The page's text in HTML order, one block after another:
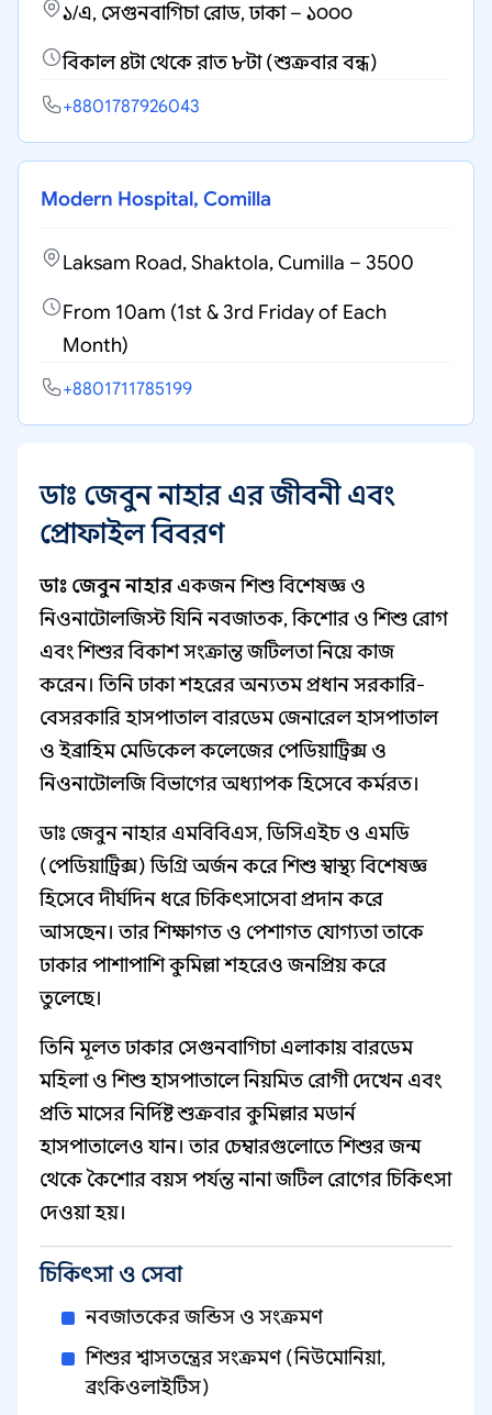
১/এ, সেগুনবাগিচা রোড, ঢাকা – ১০০০
বিকাল ৪টা থেকে রাত ৮টা (শুক্রবার বন্ধ)
+8801787926043
Modern Hospital, Comilla
Laksam Road, Shaktola, Cumilla – 3500
From 10am (1st & 3rd Friday of Each
Month)
+8801711785199
ডাঃ জেবুন নাহার এর জীবনী এবং
প্রোফাইল বিবরণ
ডাঃ জেবুন নাহারএকজন শিশু বিশেষজ্ঞ ও
নিওনাটোলজিস্ট যিনি নবজাতক, কিশোর ও শিশু রোগ
এবং শিশুর বিকাশ সংক্রান্ত জটিলতা নিয়ে কাজ
করেন। তিনি ঢাকা শহরের অন্যতম প্রধান সরকারি-
বেসরকারি হাসপাতাল বারডেম জেনারেল হাসপাতাল
ও ইব্রাহিম মেডিকেল কলেজের পেডিয়াট্রিক্স ও
নিওনাটোলজি বিভাগের অধ্যাপক হিসেবে কর্মরত।
ডাঃ জেবুন নাহার এমবিবিএস, ডিসিএইচ ও এমডি
(পেডিয়াট্রিক্স) ডিগ্রি অর্জন করে শিশু স্বাস্থ্য বিশেষজ্ঞ
হিসেবে দীর্ঘদিন ধরে চিকিৎসাসেবা প্রদান করে
আসছেন। তার শিক্ষাগত ও পেশাগত যোগ্যতা তাকে
ঢাকার পাশাপাশি কুমিল্লা শহরেও জনপ্রিয় করে
তুলেছে।
তিনি মূলত ঢাকার সেগুনবাগিচা এলাকায় বারডেম
মহিলা ও শিশু হাসপাতালে নিয়মিত রোগী দেখেন এবং
প্রতি মাসের নির্দিষ্ট শুক্রবার কুমিল্লার মডার্ন
হাসপাতালেও যান। তার চেম্বারগুলোতে শিশুর জন্ম
থেকে কৈশোর বয়স পর্যন্ত নানা জটিল রোগের চিকিৎসা
দেওয়া হয়।
চিকিৎসা ও সেবা
নবজাতকের জন্ডিস ও সংক্রমণ
শিশুর শ্বাসতন্ত্রের সংক্রমণ (নিউমোনিয়া,
ব্রংকিওলাইটিস)